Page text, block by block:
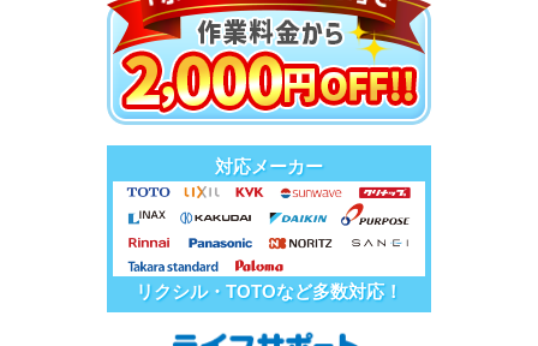
対応メーカー
リクシル・TOTOなど多数対応！